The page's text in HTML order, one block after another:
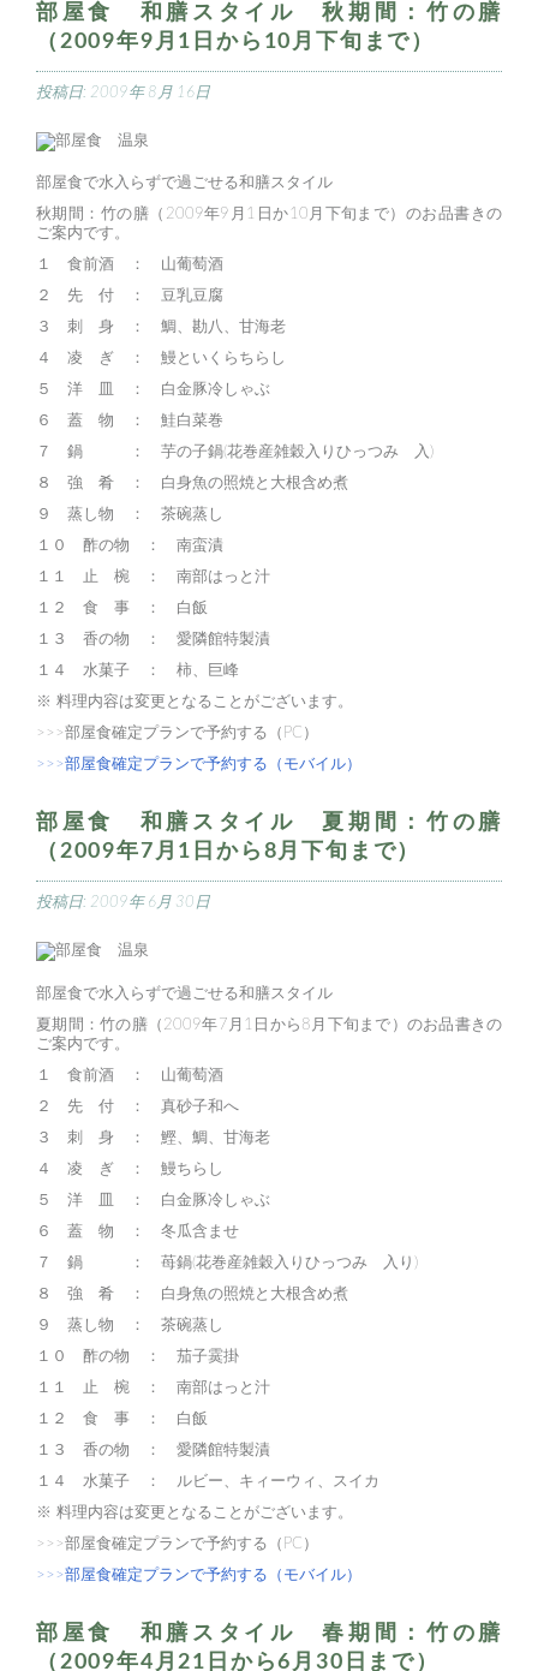
部屋食 和膳スタイル 秋期間：竹の膳
（2009年9月1日から10月下旬まで）
投稿日: 2009年 8月 16日
部屋食で水入らずで過ごせる和膳スタイル
秋期間：竹の膳（2009年9月1日か10月下旬まで）のお品書きの
ご案内です。
１ 食前酒 ： 山葡萄酒
２ 先 付 ： 豆乳豆腐
３ 刺 身 ： 鯛、勘八、甘海老
４ 凌 ぎ ： 鰻といくらちらし
５ 洋 皿 ： 白金豚冷しゃぶ
６ 蓋 物 ： 鮭白菜巻
７ 鍋 ： 芋の子鍋(花巻産雑穀入りひっつみ 入)
８ 強 肴 ： 白身魚の照焼と大根含め煮
９ 蒸し物 ： 茶碗蒸し
１０ 酢の物 ： 南蛮漬
１１ 止 椀 ： 南部はっと汁
１２ 食 事 ： 白飯
１３ 香の物 ： 愛隣館特製漬
１４ 水菓子 ： 柿、巨峰
※ 料理内容は変更となることがございます。
>>>部屋食確定プランで予約する（PC）
>>>部屋食確定プランで予約する（モバイル）
部屋食 和膳スタイル 夏期間：竹の膳
（2009年7月1日から8月下旬まで）
投稿日: 2009年 6月 30日
部屋食で水入らずで過ごせる和膳スタイル
夏期間：竹の膳（2009年7月1日から8月下旬まで）のお品書きの
ご案内です。
１ 食前酒 ： 山葡萄酒
２ 先 付 ： 真砂子和へ
３ 刺 身 ： 鰹、鯛、甘海老
４ 凌 ぎ ： 鰻ちらし
５ 洋 皿 ： 白金豚冷しゃぶ
６ 蓋 物 ： 冬瓜含ませ
７ 鍋 ： 苺鍋(花巻産雑穀入りひっつみ 入り)
８ 強 肴 ： 白身魚の照焼と大根含め煮
９ 蒸し物 ： 茶碗蒸し
１０ 酢の物 ： 茄子霙掛
１１ 止 椀 ： 南部はっと汁
１２ 食 事 ： 白飯
１３ 香の物 ： 愛隣館特製漬
１４ 水菓子 ： ルビー、キィーウィ、スイカ
※ 料理内容は変更となることがございます。
>>>部屋食確定プランで予約する（PC）
>>>部屋食確定プランで予約する（モバイル）
部屋食 和膳スタイル 春期間：竹の膳
（2009年4月21日から6月30日まで）